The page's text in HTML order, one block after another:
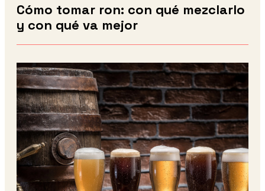
Cómo tomar ron: con qué mezclarlo
y con qué va mejor